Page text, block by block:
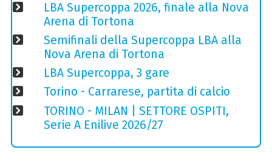
LBA Supercoppa 2026, finale alla Nova
Arena di Tortona
Semifinali della Supercoppa LBA alla
Nova Arena di Tortona
LBA Supercoppa, 3 gare
Torino - Carrarese, partita di calcio
TORINO - MILAN | SETTORE OSPITI,
Serie A Enilive 2026/27